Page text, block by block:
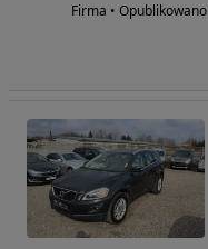
Firma • Opublikowano